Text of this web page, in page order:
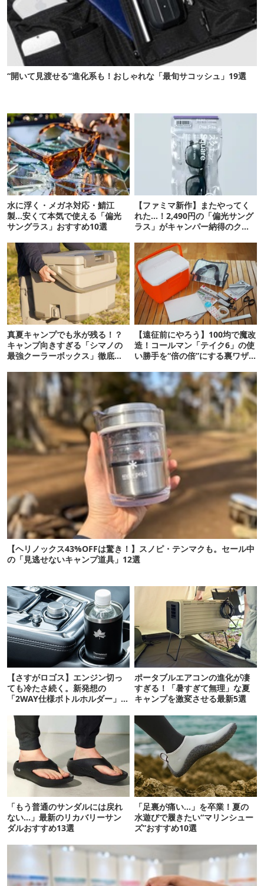
“開いて見渡せる”進化系も！おしゃれな「最旬サコッシュ」19選
水に浮く・メガネ対応・鯖江
製…安くて本気で使える「偏光
サングラス」おすすめ10選
【ファミマ新作】またやってく
れた…！2,490円の「偏光サング
ラス」がキャンパー納得のクオ
真夏キャンプでも氷が残る！？
キャンプ向きすぎる「シマノの
最強クーラーボックス」徹底解
【遠征前にやろう】100均で魔改
造！コールマン「テイク6」の使
い勝手を“倍の倍”にする裏ワザ6
【ヘリノックス43%OFFは驚き！】スノピ・テンマクも。セール中
の「見逃せないキャンプ道具」12選
【さすがロゴス】エンジン切っ
ても冷たさ続く。新発想の
「2WAY仕様ボトルホルダー」が
ポータブルエアコンの進化が凄
すぎる！「暑すぎて無理」な夏
キャンプを激変させる最新5選
「もう普通のサンダルには戻れ
ない…」最新のリカバリーサン
ダルおすすめ13選
「足裏が痛い…」を卒業！夏の
水遊びで履きたい“マリンシュー
ズ”おすすめ10選